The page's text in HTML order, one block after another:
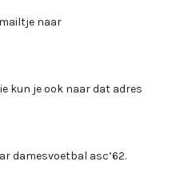
naar
kun je ook naar dat adres
damesvoetbal asc’62.